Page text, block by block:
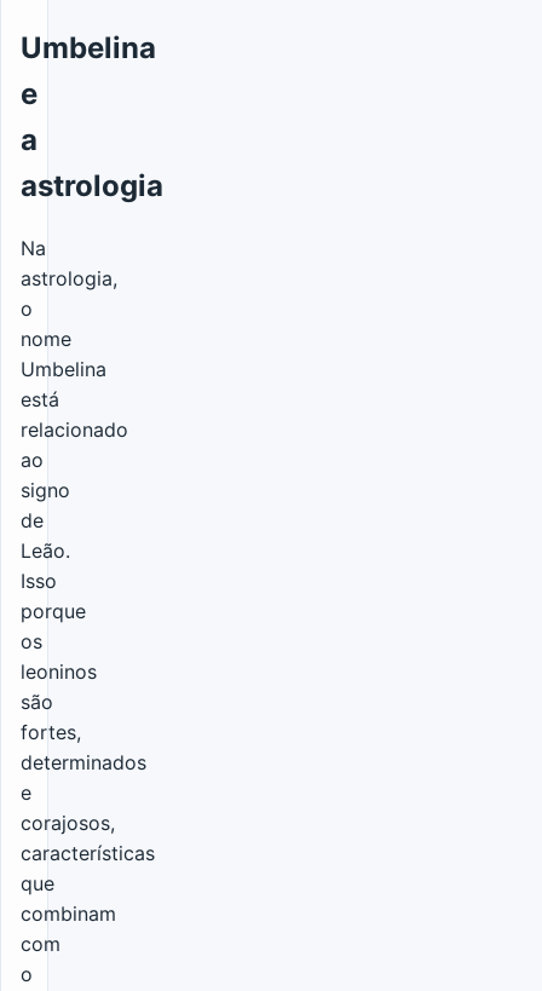
Umbelina
e
a
astrologia
Na
astrologia,
o
nome
Umbelina
está
relacionado
ao
signo
de
Leão.
Isso
porque
os
leoninos
são
fortes,
determinados
e
corajosos,
características
que
combinam
com
o